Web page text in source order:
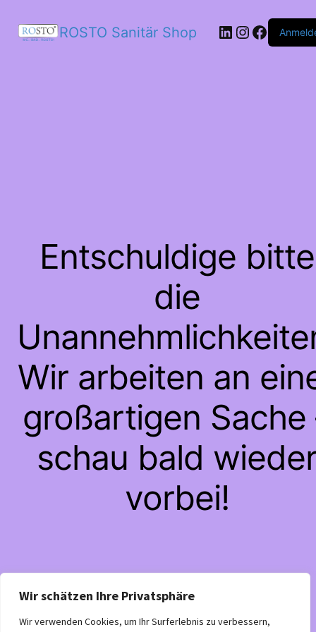
Wir schätzen Ihre Privatsphäre
Wir verwenden Cookies, um Ihr Surferlebnis zu verbessern,
ROSTO Sanitär Shop LinkedIn
Instagram
Entschuldige bitte
die
Wir arbeiten an
großartigen Sache
schau bald
vorbei!